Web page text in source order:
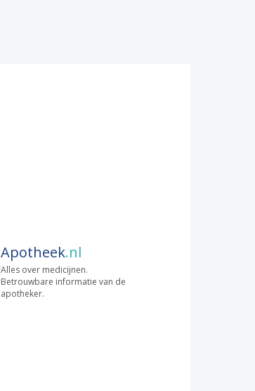
Apotheek.nl
Alles over medicijnen.
Betrouwbare informatie van de
apotheker.